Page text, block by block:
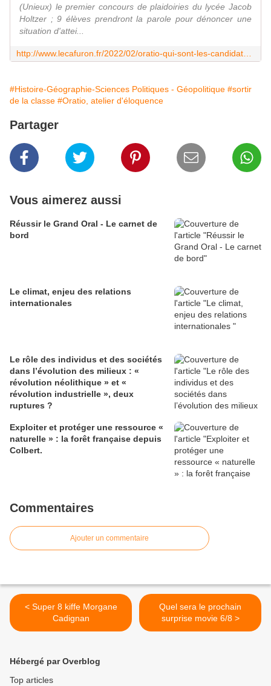
(Unieux) le premier concours de plaidoiries du lycée Jacob
Holtzer ; 9 élèves prendront la parole pour dénoncer une
situation d'attei...
#Histoire-Géographie-Sciences Politiques - Géopolitique #sortir
de la classe #Oratio, atelier d'éloquence
Partager
Vous aimerez aussi
Réussir le Grand Oral - Le carnet de
bord
Le climat, enjeu des relations
internationales
Le rôle des individus et des sociétés
dans l’évolution des milieux : «
révolution néolithique » et «
révolution industrielle », deux
ruptures ?
Exploiter et protéger une ressource «
naturelle » : la forêt française depuis
Colbert.
Commentaires
Ajouter un commentaire
< Super 8 kiffe Morgane
Cadignan
Quel sera le prochain
surprise movie 6/8 >
Hébergé par Overblog
Top articles